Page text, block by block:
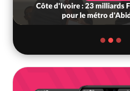
Côte d'Ivoire : 23 milliards
pour le métro